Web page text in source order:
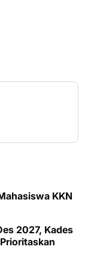
KKN
2027, Kades